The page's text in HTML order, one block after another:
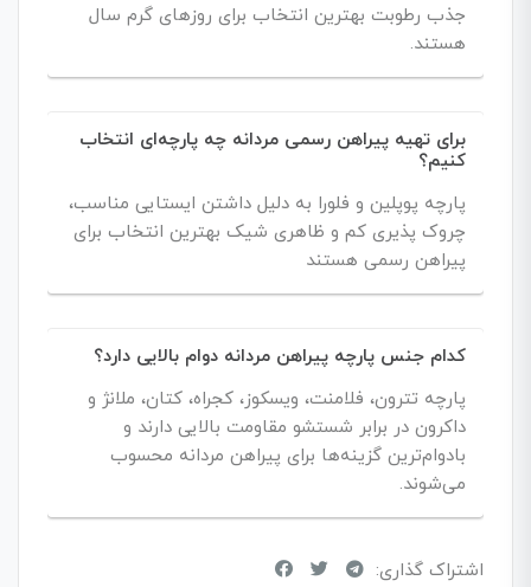
جذب رطوبت بهترین انتخاب برای روزهای گرم سال
هستند.
برای تهیه پیراهن رسمی مردانه چه پارچه‌ای انتخاب
کنیم؟
پارچه پوپلین و فلورا به دلیل داشتن ایستایی مناسب،
چروک پذیری کم و ظاهری شیک بهترین انتخاب برای
پیراهن رسمی هستند
کدام جنس پارچه پیراهن مردانه دوام بالایی دارد؟
پارچه تترون، فلامنت، ویسکوز، کجراه، کتان، ملانژ و
داکرون در برابر شستشو مقاومت بالایی دارند و
بادوام‌ترین گزینه‌ها برای پیراهن مردانه محسوب
می‌شوند.
اشتراک گذاری: